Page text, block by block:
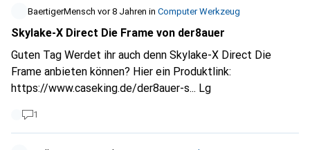
Armbändern bei Digitec anschaut, darf man annehmen,
dass diese nicht gerade zu den Verkaufsrennern zählen. Da
auch bekannt, dass gewisse Baugruppen (CMOS) anfälliger
auf Beschädigungen durch ESD sind, sowie sich ESD
Schäden auch erst als Langzeitschäden zeigen können. -
Hat jemad schon einmal Pech gehabt, und musste eine
BaertigerMensch vor 8 Jahren in Computer Werkzeug
Skylake-X Direct Die Frame von der8auer
Guten Tag Werdet ihr auch denn Skylake-X Direct Die
Frame anbieten können? Hier ein Produktlink:
https://www.caseking.de/der8auer-s... Lg
1